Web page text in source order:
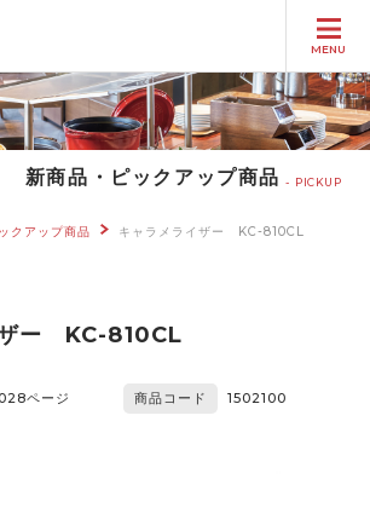
MENU
新商品・ピックアップ商品 PICKUP
クアップ商品 キャラメライザー KC-810CL
ザー KC-810CL
ページ 商品コード 1502100